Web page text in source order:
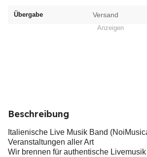
Übergabe Versand
Anzeigen
Beschreibung
Italienische Live Musik Band
Veranstaltungen aller Art
Wir brennen für authentische